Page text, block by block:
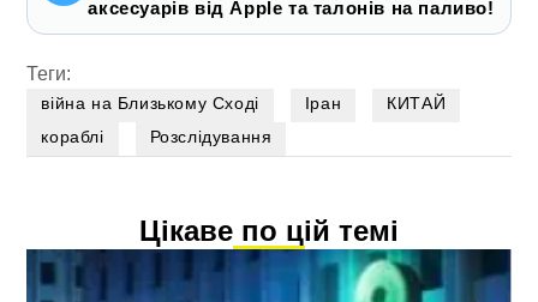
аксесуарів від Apple та талонів на паливо!
Теги:
війна на Близькому Сході Іран
КИТАЙ
кораблі
Розслідування
Цікаве по цій темі